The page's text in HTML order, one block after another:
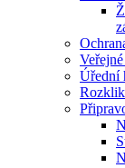
Úřední